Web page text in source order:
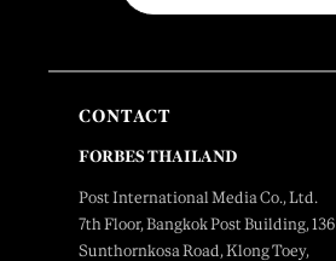
CONTACT
FORBES THAILAND
Post International Media Co., Ltd.
7th Floor, Bangkok Post Building, 136
Sunthornkosa Road, Klong Toey,